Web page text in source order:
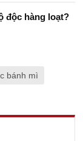
độc hàng loạt?
bánh mì